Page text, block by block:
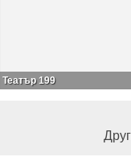
Театър 199